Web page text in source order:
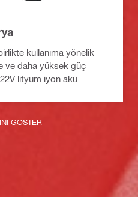
kullanıma yönelik
ve daha yüksek güç
22V lityum iyon akü
GÖSTER